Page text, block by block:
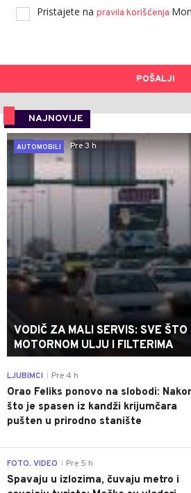
Pristajete na pravila korišćenja
POŠALJI
NAJNOVIJE
AUTOMOBILI
Pre 3 h
VODIČ ZA MALI SERVIS: SVE
MOTORNOM ULJU I FILTERIMA
LJUBIMCI Pre 4 h
Orao Feliks ponovo na slobodi:
što je spasen iz kandži krijumčara
pušten u prirodno stanište
FOTO, VIDEO Pre 5 h
Spavaju u izlozima, čuvaju metro i